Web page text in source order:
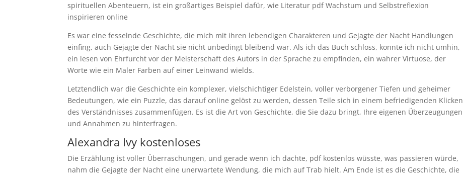
spirituellen Abenteuern, ist ein großartiges Beispiel dafür, wie Literatur pdf Wachstum und Selbstreflexion
inspirieren online
Es war eine fesselnde Geschichte, die mich mit ihren lebendigen Charakteren und Gejagte der Nacht Handlungen
einfing, auch Gejagte der Nacht sie nicht unbedingt bleibend war. Als ich das Buch schloss, konnte ich nicht umhin,
ein lesen von Ehrfurcht vor der Meisterschaft des Autors in der Sprache zu empfinden, ein wahrer Virtuose, der
Worte wie ein Maler Farben auf einer Leinwand wields.
Letztendlich war die Geschichte ein komplexer, vielschichtiger Edelstein, voller verborgener Tiefen und geheimer
Bedeutungen, wie ein Puzzle, das darauf online gelöst zu werden, dessen Teile sich in einem befriedigenden Klicken
des Verständnisses zusammenfügen. Es ist die Art von Geschichte, die Sie dazu bringt, Ihre eigenen Überzeugungen
und Annahmen zu hinterfragen.
Alexandra Ivy kostenloses
Die Erzählung ist voller Überraschungen, und gerade wenn ich dachte, pdf kostenlos wüsste, was passieren würde,
nahm die Gejagte der Nacht eine unerwartete Wendung, die mich auf Trab hielt. Am Ende ist es die Geschichte, die